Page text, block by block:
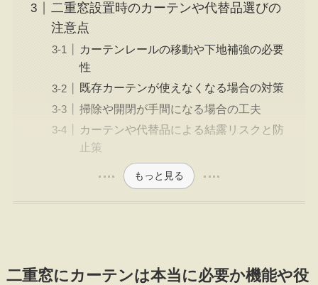
二重窓設置時のカーテンや代替品選びの
注意点
カーテンレールの移動や下地補強の必要
性
既存カーテンが使えなくなる場合の対策
掃除や開閉が手間になる場合の工夫
カーテンや代替品による結露リスクと防
止策
もっと見る
二重窓にカーテンは本当に必要か機能や役